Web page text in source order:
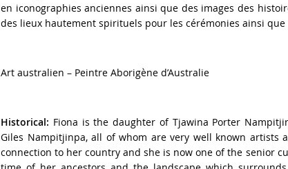
en iconographies anciennes ainsi que des images des
des lieux hautement spirituels pour les cérémonies ainsi que
Art australien – Peintre Aborigène d’Australie
Historical: Fiona is the daughter of Tjawina Porter
Giles Nampitjinpa, all of whom are very well known artists
connection to her country and she is now one of the senior